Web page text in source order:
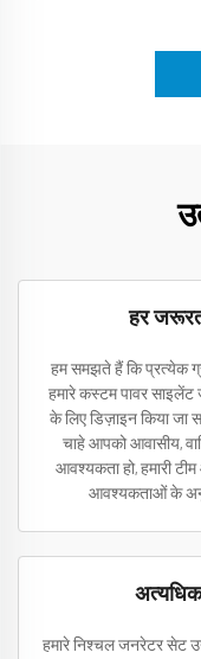
हर
हम समझते हैं कि प्रत्येक
हमारे कस्टम पावर
के लिए डिज़ाइन किया जा
चाहे आपको आवासीय,
आवश्यकता हो, हमारी
आवश्यकताओं के
हमारे निश्चल जनरेटर सेट